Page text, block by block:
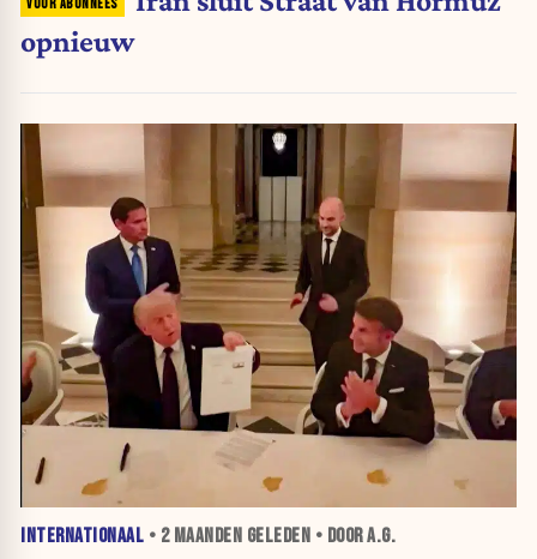
opnieuw
INTERNATIONAAL • 2 MAANDEN GELEDEN • DOOR A.G.